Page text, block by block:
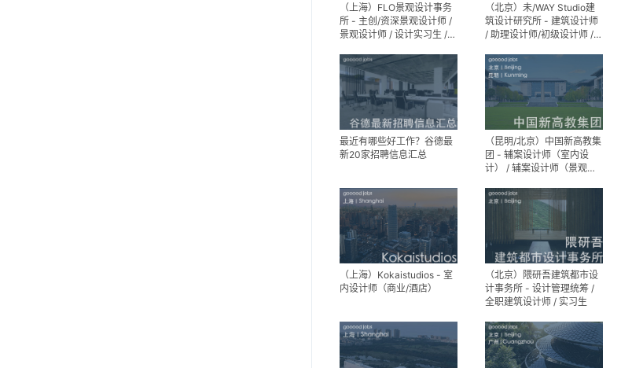
（上海）FLO景观设计事务
所 - 主创/资深景观设计师 /
景观设计师 / 设计实习生 /
设计师
（北京）未/WAY Studio建
筑设计研究所 - 建筑设计师
/ 助理设计师/初级设计师 /
助理
最近有哪些好工作？谷德最
新20家招聘信息汇总
（昆明/北京）中国新高教集
团 - 辅案设计师（室内设
计） / 辅案设计师（景观设
间组长 / 平面设计高级经理 /
展陈设计高级经理
（上海）Kokaistudios - 室
内设计师（商业/酒店）
（北京）隈研吾建筑都市设
计事务所 - 设计管理统筹 /
全职建筑设计师 / 实习生